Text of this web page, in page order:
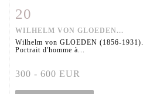
Fiche détaillée
20
WILHELM VON GLOEDEN...
Wilhelm von GLOEDEN (1856-1931).
Portrait d'homme à...
300 - 600 EUR